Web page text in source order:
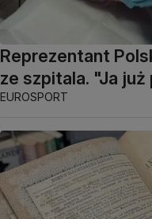
Reprezentant
ze szpitala. "Ja
EUROSPORT